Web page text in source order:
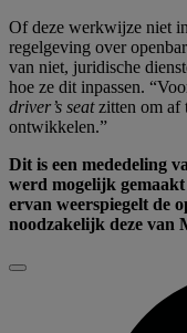
Of deze werkwijze niet
regelgeving over
van niet, juridische
hoe ze dit inpassen.
driver’s seatzitten om af
ontwikkelen.”
Dit is een mededeling
werd mogelijk
ervan weerspiegelt de
noodzakelijk deze van
Sluiten